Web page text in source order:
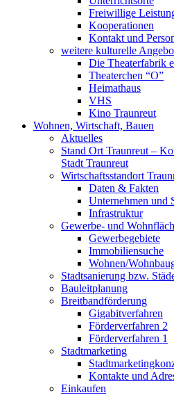
Freiwillige
Kooperationen
Kontakt und
weitere kulturelle
Die Theaterfabrik
Theaterchen “O”
Heimathaus
VHS
Kino Traunreut
Wohnen, Wirtschaft, Bauen
Aktuelles
Stand Ort Traunreut –
Stadt Traunreut
Wirtschaftsstandort
Daten & Fakten
Unternehmen und
Infrastruktur
Gewerbe- und
Gewerbegebiete
Immobiliensuche
Wohnen/
Stadtsanierung bzw.
Bauleitplanung
Breitbandförderung
Gigabitverfahren
Förderverfahren 2
Förderverfahren 1
Stadtmarketing
Kontakte und
Einkaufen